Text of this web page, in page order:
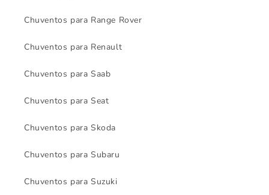
Chuventos para Range Rover
Chuventos para Renault
Chuventos para Saab
Chuventos para Seat
Chuventos para Skoda
Chuventos para Subaru
Chuventos para Suzuki